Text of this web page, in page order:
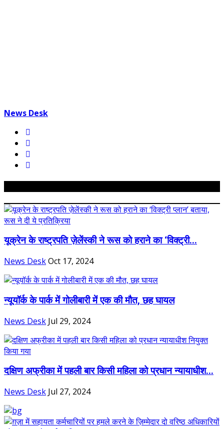
News Desk
यूक्रेन के राष्ट्रपति ज़ेलेंस्की ने रूस को हराने का ‘विक्ट्री...
News DeskOct 17, 2024
न्यूयॉर्क के पार्क में गोलीबारी में एक की मौत, छह घायल
News Desk Jul 29, 2024
दक्षिण अफ्रीका में पहली बार किसी महिला को प्रधान न्यायाधीश...
News Desk Jul 27, 2024